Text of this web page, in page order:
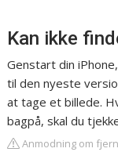
Kan ikke
Genstart din
til den nyeste
at tage et billede.
bagpå, skal du
Anmodning om